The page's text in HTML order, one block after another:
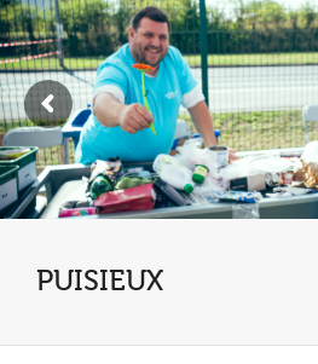
PUISIEUX